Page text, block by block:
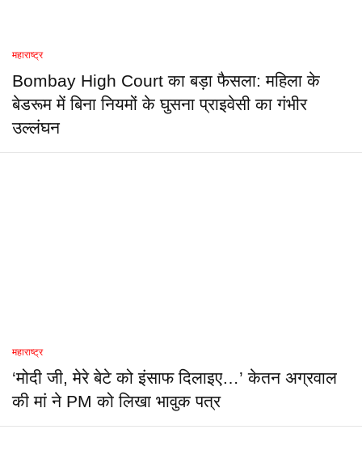
महाराष्ट्र
Bombay High Court का बड़ा फैसला: महिला के
बेडरूम में बिना नियमों के घुसना प्राइवेसी का गंभीर
उल्लंघन
महाराष्ट्र
‘मोदी जी, मेरे बेटे को इंसाफ दिलाइए…’ केतन अग्रवाल
की मां ने PM को लिखा भावुक पत्र